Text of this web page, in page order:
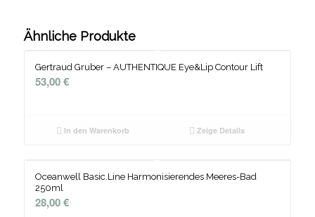
Ähnliche Produkte
Gertraud Gruber – AUTHENTIQUE Eye&Lip Contour Lift
53,00€
In den Warenkorb Zeige Details
Oceanwell Basic.Line Harmonisierendes Meeres-Bad
250ml
28,00€